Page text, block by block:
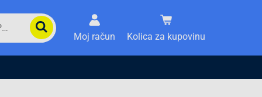
Moj račun Kolica za kupovinu